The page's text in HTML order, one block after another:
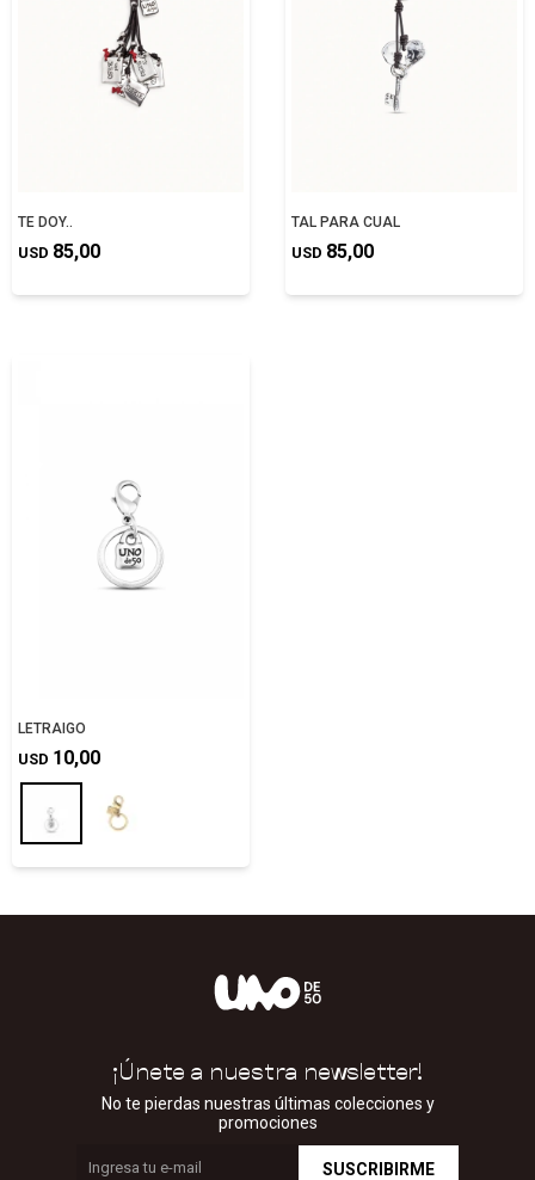
TE DOY..
USD 85,00
TAL PARA CUAL
USD 85,00
LETRAIGO
USD 10,00
¡Únete a nuestra newsletter!
No te pierdas nuestras últimas colecciones y
promociones
SUSCRIBIRME